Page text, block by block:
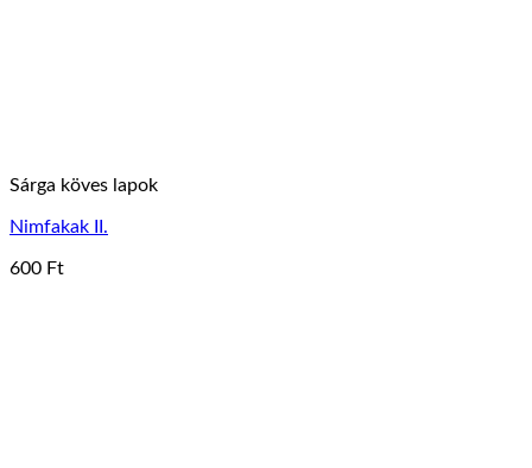
Sárga köves lapok
Nimfakak II.
600 Ft